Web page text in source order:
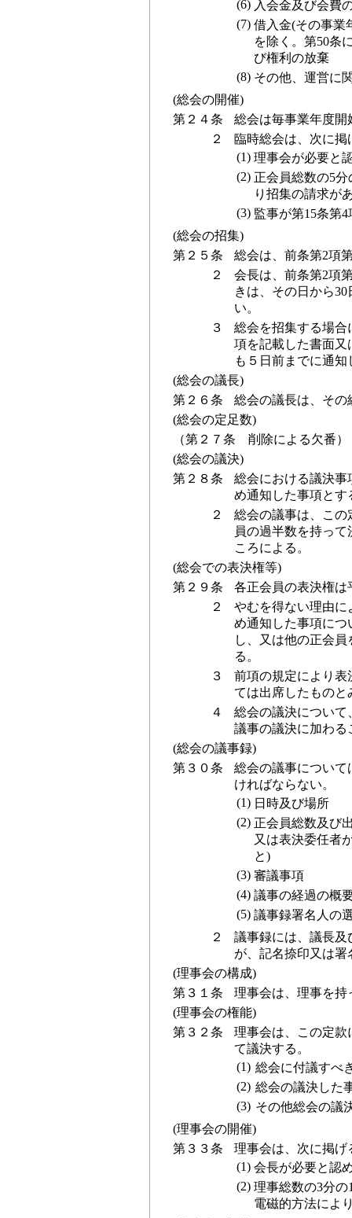
(6) 入会金及び会費
(7) 借入金(その事業
を除く。第50条
び権利の放棄
(8) その他、運営に
(総会の開催)
第２４条
総会は毎事業年度開
２
臨時総会は、次に
(1) 理事会が必要と
(2) 正会員総数の5
り招集の請求が
(3) 監事が第15条第
(総会の招集)
第２５条
総会は、前条第2項
２
会長は、前条第2項
きは、その日から
い。
３
総会を招集する場合
項を記載した書面又
も５日前までに通
(総会の議長)
第２６条
総会の議長は、その
(総会の定足数)
（第２７条 削除による欠番）
(総会の議決)
第２８条
総会における議決事
め通知した事項とす
２
総会の議事は、この
員の過半数を持っ
ころによる。
(総会での表決権等)
第２９条
各正会員の表決権は
２
やむを得ない理由に
め通知した事項につ
し、又は他の正会
る。
３
前項の規定により表
ては出席したものと
４
総会の議決について
議事の議決に加わる
(総会の議事録)
第３０条
総会の議事について
ければならない。
(1) 日時及び場所
(2) 正会員総数及び
又は表決委任者
と)
(3) 審議事項
(4) 議事の経過の概
(5) 議事録署名人の
２
議事録には、議長及
が、記名捺印又は
(理事会の構成)
第３１条
理事会は、理事を持
(理事会の権能)
第３２条
理事会は、この定款
て議決する。
(1) 総会に付議すべ
(2) 総会の議決した
(3) その他総会の議
(理事会の開催)
第３３条
理事会は、次に掲げ
(1) 会長が必要と認
(2) 理事総数の3分
電磁的方法によ